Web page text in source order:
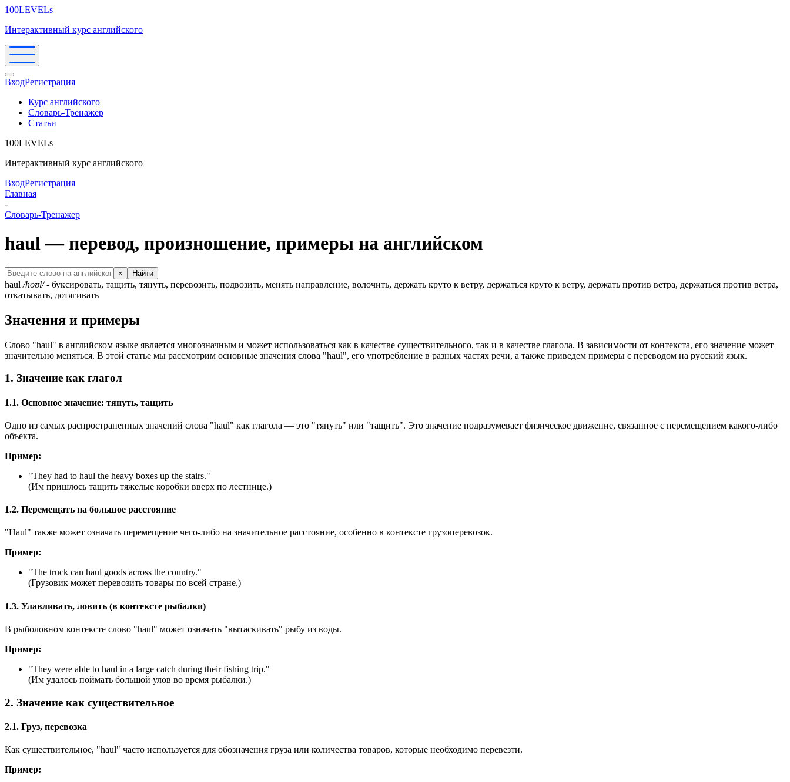
100LEVELs
Интерактивный курс английского
ВходРегистрация
Курс английского
Словарь-Тренажер
Статьи
100LEVELs
Интерактивный курс английского
ВходРегистрация
Главная
-
Словарь-Тренажер
haul — перевод, произношение, примеры на английском
× Найти
haul /hoʊl/- буксировать, тащить, тянуть, перевозить, подвозить, менять направление, волочить, держать круто к ветру, держаться круто к ветру, держать против ветра, держаться против ветра,
откатывать, дотягивать
Значения и примеры
Слово "haul" в английском языке является многозначным и может использоваться как в качестве существительного, так и в качестве глагола. В зависимости от контекста, его значение может
значительно меняться. В этой статье мы рассмотрим основные значения слова "haul", его употребление в разных частях речи, а также приведем примеры с переводом на русский язык.
1. Значение как глагол
1.1. Основное значение: тянуть, тащить
Одно из самых распространенных значений слова "haul" как глагола — это "тянуть" или "тащить". Это значение подразумевает физическое движение, связанное с перемещением какого-либо
объекта.
Пример:
"They had to haul the heavy boxes up the stairs."
(Им пришлось тащить тяжелые коробки вверх по лестнице.)
1.2. Перемещать на большое расстояние
"Haul" также может означать перемещение чего-либо на значительное расстояние, особенно в контексте грузоперевозок.
Пример:
"The truck can haul goods across the country."
(Грузовик может перевозить товары по всей стране.)
1.3. Улавливать, ловить (в контексте рыбалки)
В рыболовном контексте слово "haul" может означать "вытаскивать" рыбу из воды.
Пример:
"They were able to haul in a large catch during their fishing trip."
(Им удалось поймать большой улов во время рыбалки.)
2. Значение как существительное
2.1. Груз, перевозка
Как существительное, "haul" часто используется для обозначения груза или количества товаров, которые необходимо перевезти.
Пример: